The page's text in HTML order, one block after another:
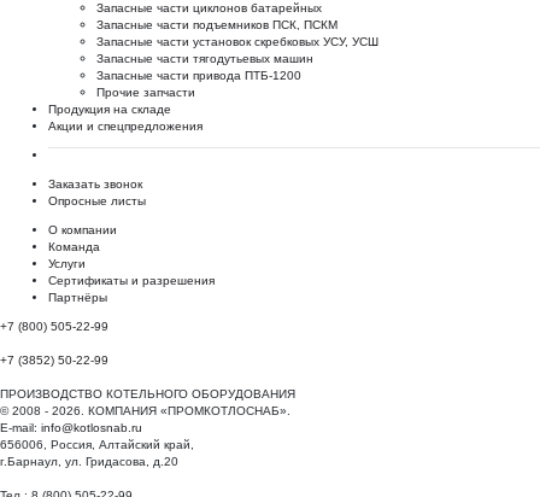
Запасные части циклонов батарейных
Запасные части подъемников ПСК, ПСКМ
Запасные части установок скребковых УСУ, УСШ
Запасные части тягодутьевых машин
Запасные части привода ПТБ-1200
Прочие запчасти
Продукция на складе
Акции и спецпредложения
Заказать звонок
Опросные листы
О компании
Команда
Услуги
Сертификаты и разрешения
Партнёры
+7 (800) 505-22-99
+7 (3852) 50-22-99
ПРОИЗВОДСТВО КОТЕЛЬНОГО ОБОРУДОВАНИЯ
© 2008 - 2026. КОМПАНИЯ «ПРОМКОТЛОСНАБ».
E-mail: info@kotlosnab.ru
656006
Россия Алтайский край
г.Барнаул ул. Гридасова, д.20